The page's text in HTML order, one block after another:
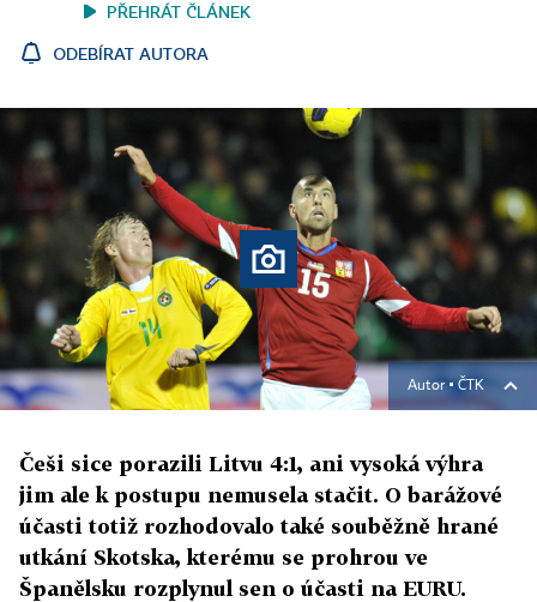
PŘEHRÁT ČLÁNEK
ODEBÍRAT AUTORA
Autor ▪ ČTK
Češi sice porazili Litvu 4:1, ani vysoká výhra
jim ale k postupu nemusela stačit. O barážové
účasti totiž rozhodovalo také souběžně hrané
utkání Skotska, kterému se prohrou ve
Španělsku rozplynul sen o účasti na EURU.